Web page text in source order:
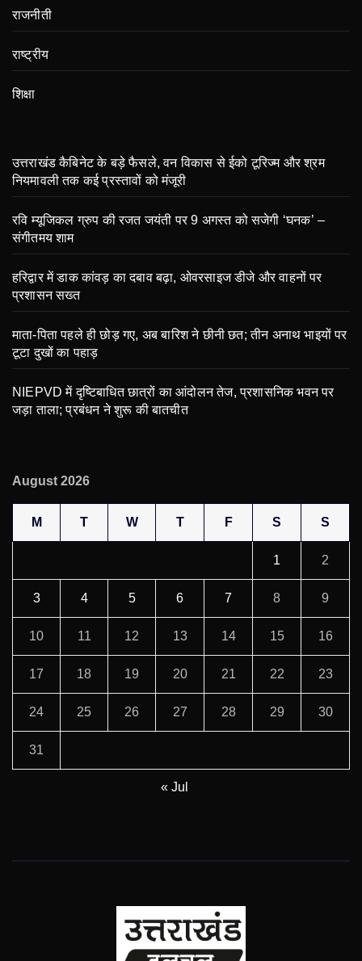
राजनीती
राष्ट्रीय
शिक्षा
उत्तराखंड कैबिनेट के बड़े फैसले, वन विकास से ईको टूरिज्म और श्रम
नियमावली तक कई प्रस्तावों को मंजूरी
रवि म्यूजिकल ग्रुप की रजत जयंती पर 9 अगस्त को सजेगी ‘घनक’ –
संगीतमय शाम
हरिद्वार में डाक कांवड़ का दबाव बढ़ा, ओवरसाइज डीजे और वाहनों पर
प्रशासन सख्त
माता-पिता पहले ही छोड़ गए, अब बारिश ने छीनी छत; तीन अनाथ भाइयों पर
टूटा दुखों का पहाड़
NIEPVD में दृष्टिबाधित छात्रों का आंदोलन तेज, प्रशासनिक भवन पर
जड़ा ताला; प्रबंधन ने शुरू की बातचीत
August 2026
M T W T F S S
1 2
3 4 5 6 7 8 9
10 11 12 13 14 15 16
17 18 19 20 21 22 23
24 25 26 27 28 29 30
31
« Jul